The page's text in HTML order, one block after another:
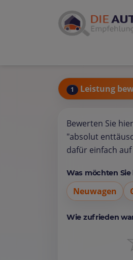
1 Leistung
Bewerten Sie
"absolut
dafür einfach
Was möchten Sie
Neuwagen
Wie zufrieden